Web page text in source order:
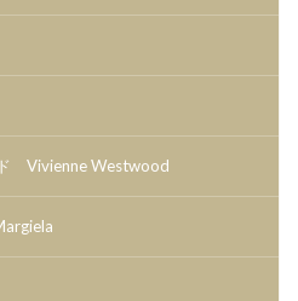
Vivienne Westwood